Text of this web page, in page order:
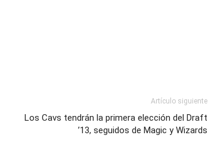
Artículo siguiente
Los Cavs tendrán la primera elección del Draft
’13, seguidos de Magic y Wizards